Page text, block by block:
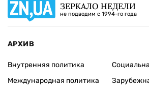
ЗЕРКАЛО НЕДЕЛИ
не подводим с 1994-го года
АРХИВ
Внутренняя политика
Международная политика